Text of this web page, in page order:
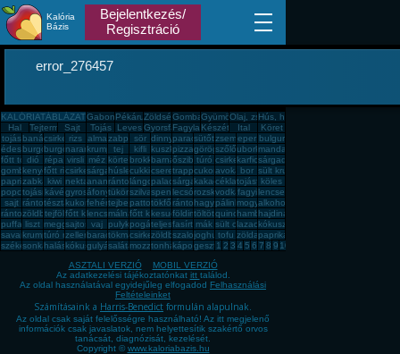
Kalória
Bázis
Bejelentkezés/
Regisztráció
error_276457
KALÓRIATÁBLÁZATGabona, mag, örlemény
Pékáru, édesség, sütemény, rágcsa, tészta
Zöldség, fűszer
GombaGyümölcsOlaj, zsíradékHús, húskészítmény
Hal
TejtermékSajt Tojás Leves Gyorsfagyasztott, dobozos, konzerv étel
Fagylalt, jégkrém
Készétel Ital
Köret
tojás banáncsirkemell
rizs alma zabpehely
sör dinnyeparadicsom
sütőtökzsemleeper bulgur
édesburgonya
burgonyaburgonyanarancskrumplitej kifli kuszkusz
pizzagörögdinnye
szőlőuborkamandarin
főtt tojás
dió répa virsli méz körte brokkolibarnarizsőszibarack
túró csirkecomb
karfiolsárgadinnye
gombakenyérfőtt rizscsirkemájsárgarépa
húslevescukkinicseresznyetrappista sajt
cukoravokádó
bor sült krumpli
paprikazabkása
kiwi nektarinananászrántott hús
lángospalacsintasárgabarack
kakaós csiga
céklatojásfehérje
köles
popcorntojásrántotta
kávégyrosáfonyatükörtojás
szilvaspenótlecsórozskenyér
vodkafagyi lencse
sajt rántott csirkemell
tésztakukoricafehér kenyér
tejbegrízpattogatott kukorica
tökfőzelék
rántottahagymapálinkamogyoróalkohol
rántott sajt
zöldbabtejfölfőtt kukorica
lencsefőzelék
málnafőtt krumpli
kesudióföldimogyoró
töltött káposzta
quinoahamburger
hajdina
puffasztott rizs
liszt meggysajtos pogácsa
vaj pulykamell
pogácsateljes kiőrlésû kenyér
fasírt mák sült csirkecomb
lazackókuszzsír
savanyú káposzta
krumplipüré
túró rudizellerbaracktökmagcsirkemell sonka
zöldbabfőzelék
szalonnajoghurttofu zöldalmapaprikás krumpli
székelykáposzta
sonkahalászlékókuszreszelék
gulyásleves
salátamozzarella
tonhalkáposztagesztenye
1 2 3 4 5 6 7 8 9 10
ASZTALI VERZIÓ
MOBIL VERZIÓ
Az adatkezelési tájékoztatónkat itt találod.
Az oldal használatával egyidejűleg elfogadod Felhasználási
Feltételeinket
Számításaink a Harris-Benedict formulán alapulnak.
Az oldal csak saját felelősségre használható! Az itt megjelenő
információk csak javaslatok, nem helyettesítik szakértő orvos
tanácsát, diagnózisát, kezelését.
Copyright © www.kaloriabazis.hu